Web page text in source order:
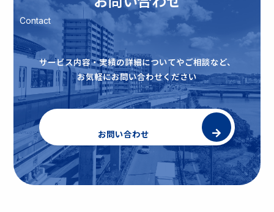
Contact
サービス内容・実績の詳細についてやご相談など、
お気軽にお問い合わせください
お問い合わせ